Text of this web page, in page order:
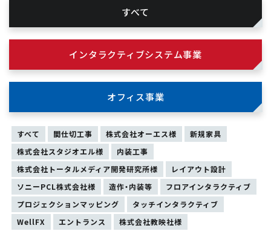
すべて
インタラクティブシステム事業
オフィス事業
すべて 間仕切工事 株式会社オーエス様
新規家具
株式会社スタジオエル様
内装工事
株式会社トータルメディア開発研究所様
レイアウト設計
ソニーPCL株式会社様
造作・内装等
フロアインタラクティブ
プロジェクションマッピング
タッチインタラクティブ
WellFX
エントランス 株式会社教映社様